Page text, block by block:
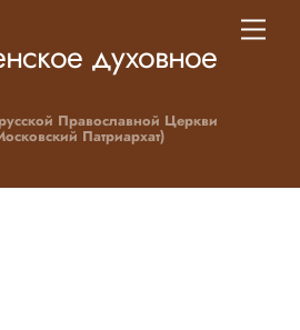
духовное
Православной Церкви
Патриархат)